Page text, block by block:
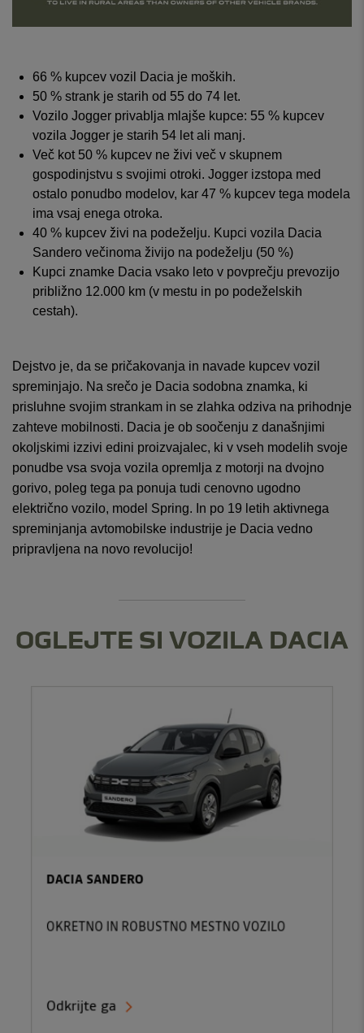
66 % kupcev vozil Dacia je moških.
50 % strank je starih od 55 do 74 let.
Vozilo Jogger privablja mlajše kupce: 55 % kupcev
vozila Jogger je starih 54 let ali manj.
Več kot 50 % kupcev ne živi več v skupnem
gospodinjstvu s svojimi otroki. Jogger izstopa med
ostalo ponudbo modelov, kar 47 % kupcev tega modela
ima vsaj enega otroka.
40 % kupcev živi na podeželju. Kupci vozila Dacia
Sandero večinoma živijo na podeželju (50 %)
Kupci znamke Dacia vsako leto v povprečju prevozijo
približno 12.000 km (v mestu in po podeželskih
cestah).
Dejstvo je, da se pričakovanja in navade kupcev vozil
spreminjajo. Na srečo je Dacia sodobna znamka, ki
prisluhne svojim strankam in se zlahka odziva na prihodnje
zahteve mobilnosti. Dacia je ob soočenju z današnjimi
okoljskimi izzivi edini proizvajalec, ki v vseh modelih svoje
ponudbe vsa svoja vozila opremlja z motorji na dvojno
gorivo, poleg tega pa ponuja tudi cenovno ugodno
električno vozilo, model Spring. In po 19 letih aktivnega
spreminjanja avtomobilske industrije je Dacia vedno
pripravljena na novo revolucijo!
OGLEJTE SI VOZILA DACIA
DACIA SANDERO
OKRETNO IN ROBUSTNO MESTNO VOZILO
Odkrijte ga